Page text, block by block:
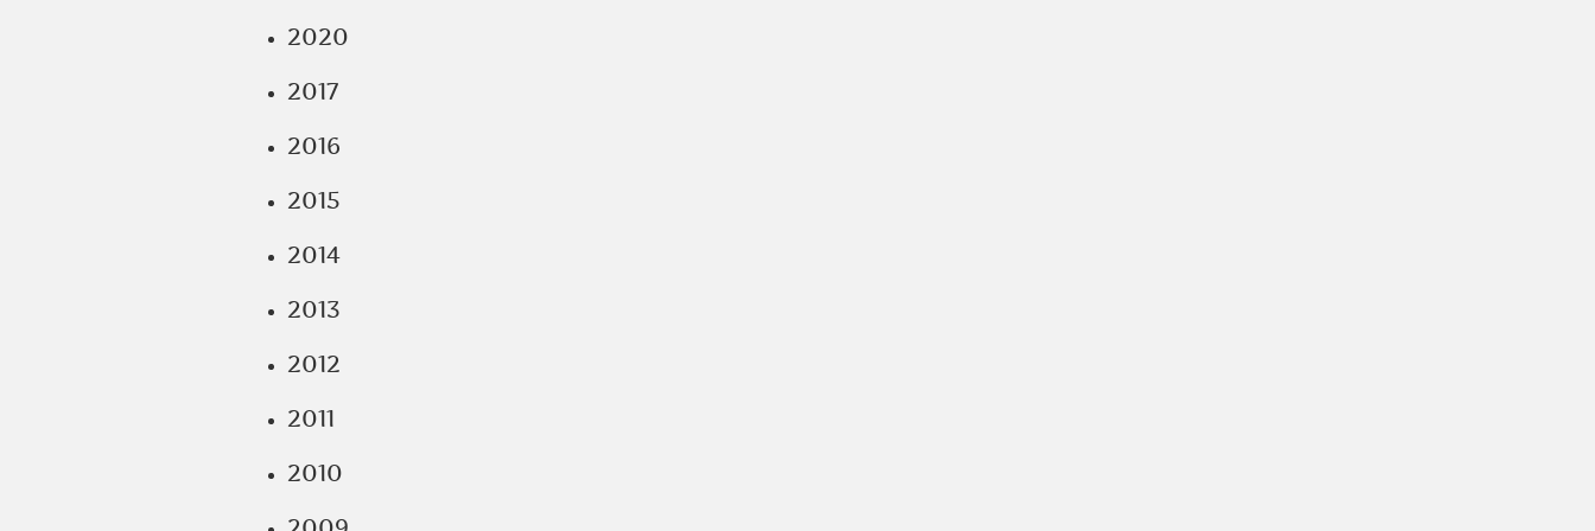
2020
2017
2016
2015
2014
2013
2012
2011
2010